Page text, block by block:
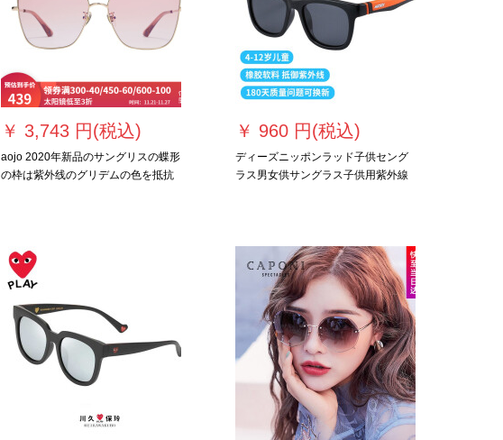
￥ 3,743 円(税込)
aojo 2020年新品のサングリスの蝶形
の枠は紫外线のグリデムの色を抵抗
￥ 960 円(税込)
ディーズニッポンラッド子供セング
ラス男女供サングラス子供用紫外線